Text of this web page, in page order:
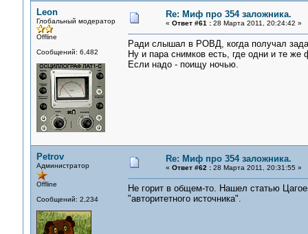
Leon
Глобальный модератор
Offline
Сообщений: 6,482
Re: Миф про 354 заложника.
« Ответ #61 :28 Марта 2011, 20:24:42 »
Ради слышал в РОВД, когда получал
Ну и пара снимков есть, где одни и те же
Если надо - поищу ночью.
Petrov
Администратор
Offline
Сообщений: 2,234
Re: Миф про 354 заложника.
« Ответ #62 :28 Марта 2011, 20:31:55 »
Не горит в общем-то. Нашел статью
"авторитетного источника".